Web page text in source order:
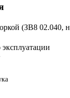
(ЗВ8 02.040,
эксплуатации